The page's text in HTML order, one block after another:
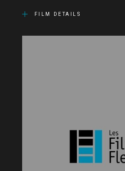
FILM DETAILS